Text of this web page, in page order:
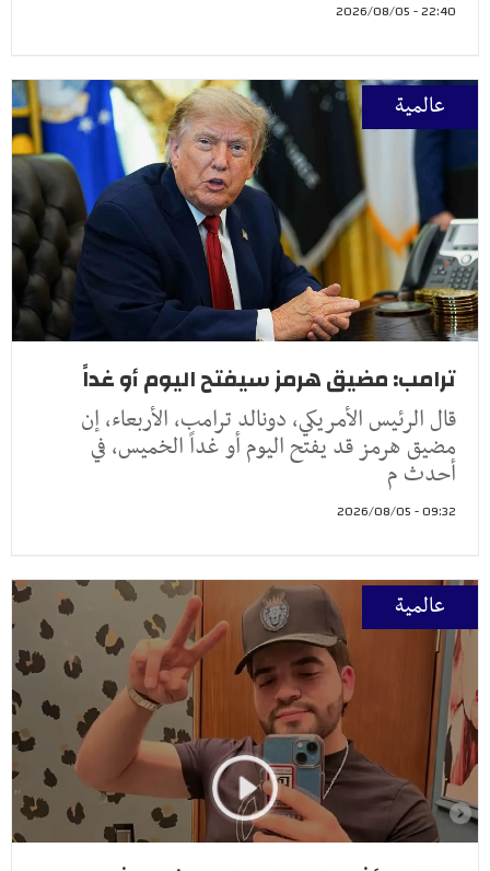
22:40 - 2026/08/05
عالمية
ترامب: مضيق هرمز سيفتح اليوم أو غداً
قال الرئيس الأمريكي، دونالد ترامب، الأربعاء، إن
مضيق هرمز قد يفتح اليوم أو غداً الخميس، في
أحدث م
09:32 - 2026/08/05
عالمية